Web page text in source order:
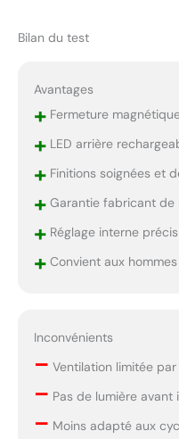
Bilan du test
Avantages
+Fermeture
+LED arrière
+Finitions soignées et
+Garantie fabricant de
+Réglage interne
+Convient aux
Inconvénients
– Ventilation limitée
– Pas de lumière avant
– Moins adapté aux